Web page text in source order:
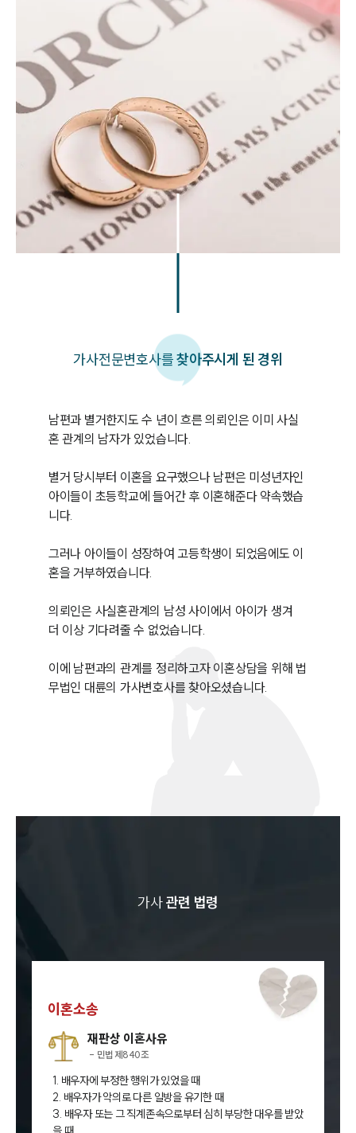
가사전문변호사를찾아주시게 된 경위
남편과 별거한지도 수 년이 흐른 의뢰인은 이미 사실
혼 관계의 남자가 있었습니다.
별거 당시부터 이혼을 요구했으나 남편은 미성년자인
아이들이 초등학교에 들어간 후 이혼해준다 약속했습
니다.
그러나 아이들이 성장하여 고등학생이 되었음에도 이
혼을 거부하였습니다.
의뢰인은 사실혼관계의 남성 사이에서 아이가 생겨
더 이상 기다려줄 수 없었습니다.
이에 남편과의 관계를 정리하고자 이혼상담을 위해 법
무법인 대륜의 가사변호사를 찾아오셨습니다.
가사관련 법령
이혼소송
재판상 이혼사유
- 민법 제840조
1. 배우자에 부정한 행위가 있었을 때
2. 배우자가 악의로 다른 일방을 유기한 때
3. 배우자 또는 그 직계존속으로부터 심히 부당한 대우를 받았